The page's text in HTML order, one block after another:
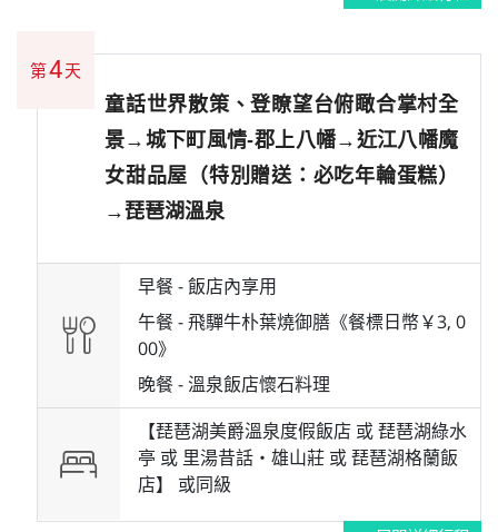
第4天
童話世界散策、登瞭望台俯瞰合掌村全
景→城下町風情-郡上八幡→近江八幡魔
女甜品屋（特別贈送：必吃年輪蛋糕）
→琵琶湖溫泉
早餐 -飯店內享用
午餐 -飛驒牛朴葉燒御膳《餐標日幣￥3, 0
00》
晚餐 - 溫泉飯店懷石料理
【琵琶湖美爵溫泉度假飯店 或 琵琶湖綠水
亭 或 里湯昔話‧雄山莊 或 琵琶湖格蘭飯
店】 或同級